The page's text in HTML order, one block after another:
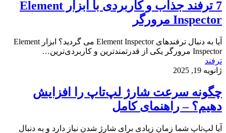
7 ترفند جذاب و کاربردی با ابزار Element
Inspector مرورگر
آیا به دنبال ترفندهای Element Inspector می گردید؟ ابزار Element
Inspector مرورگر یکی از قدرتمندترین و کاربردی‌ترین…
ترفند
ژانویه 19, 2025
چگونه سرعت شارژ لپ‌تاپ را افزایش
دهیم؟ – راهنمای کامل
آیا لپ‌تاپ شما زمان زیادی برای شارژ شدن نیاز دارد و به دنبال